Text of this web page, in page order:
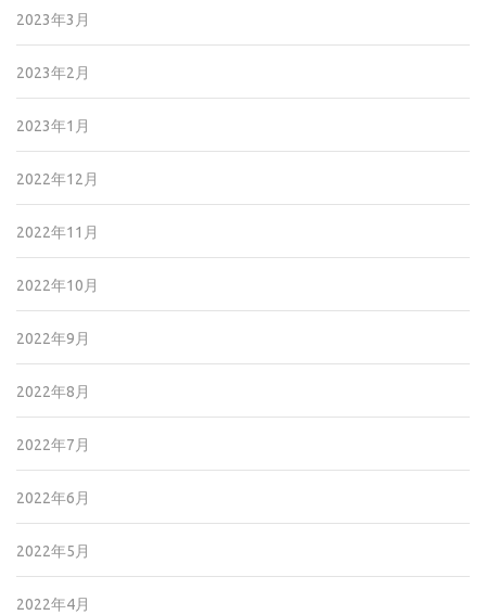
2023年3月
2023年2月
2023年1月
2022年12月
2022年11月
2022年10月
2022年9月
2022年8月
2022年7月
2022年6月
2022年5月
2022年4月